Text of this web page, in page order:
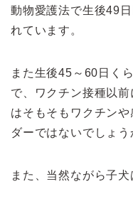
動物愛護法で生後49
れています。
また生後45～60日く
で、ワクチン接種以
はそもそもワクチン
ダーではないでしょう
また、当然ながら子犬